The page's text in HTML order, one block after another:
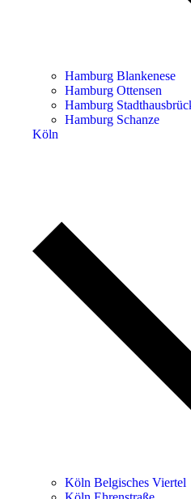
Hamburg Blankenese
Hamburg Ottensen
Hamburg
Hamburg Schanze
Köln
Köln Belgisches Viertel